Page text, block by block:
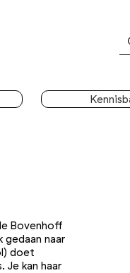
Bovenhoff
gedaan naar
doet
kan haar